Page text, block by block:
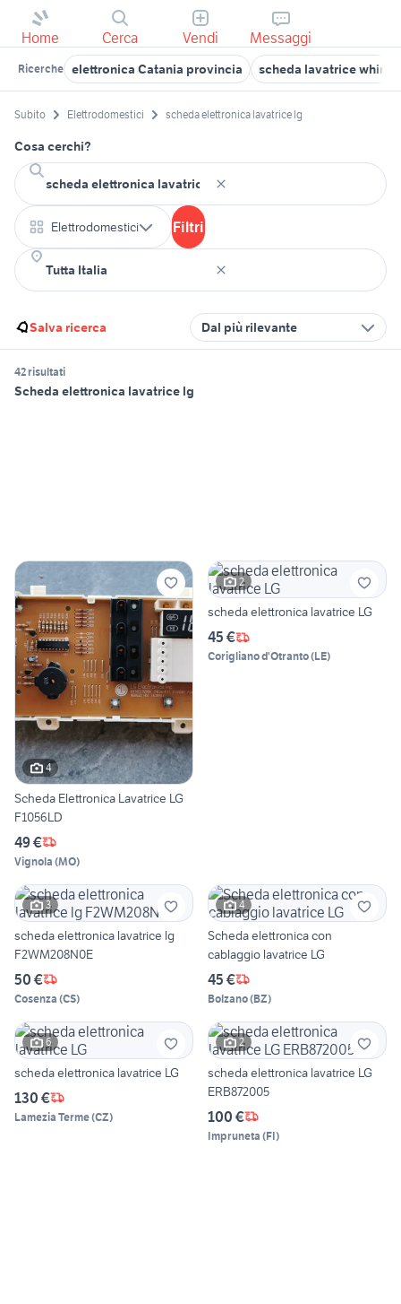
Home Cerca Vendi Messaggi
Ricerche elettronica Catania provincia scheda lavatrice
Subito Elettrodomestici scheda elettronica lavatrice lg
Cosa cerchi?
Elettrodomestici Filtri
Salva ricerca Dal più rilevante
42 risultati
Scheda elettronica lavatrice lg
4
Scheda Elettronica Lavatrice LG
F1056LD
49 €
Vignola (MO)
2
scheda elettronica lavatrice LG
45 €
Corigliano d'Otranto(LE)
3
scheda elettronica lavatrice lg
F2WM208N0E
50 €
Cosenza (CS)
4
Scheda elettronica con
cablaggio lavatrice LG
45 €
Bolzano(BZ)
6
scheda elettronica lavatrice LG
130 €
Lamezia Terme(CZ)
2
scheda elettronica lavatrice LG
ERB872005
100 €
Impruneta (FI)